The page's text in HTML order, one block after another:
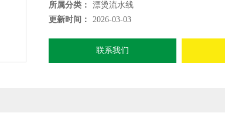
所属分类：
漂烫流水线
更新时间：
2026-03-03
联系我们